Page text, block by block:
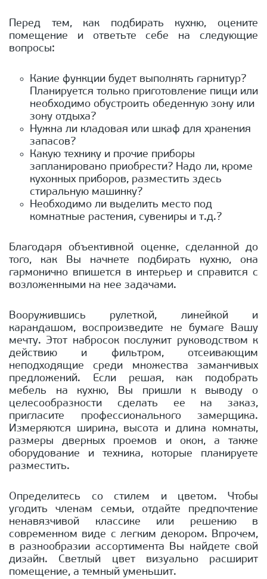
Перед тем, как подбирать кухню, оцените
помещение и ответьте себе на следующие
вопросы:
Какие функции будет выполнять гарнитур?
Планируется только приготовление пищи или
необходимо обустроить обеденную зону или
зону отдыха?
Нужна ли кладовая или шкаф для хранения
запасов?
Какую технику и прочие приборы
запланировано приобрести? Надо ли, кроме
кухонных приборов, разместить здесь
стиральную машинку?
Необходимо ли выделить место под
комнатные растения, сувениры и т.д.?
Благодаря объективной оценке, сделанной до
того, как Вы начнете подбирать кухню, она
гармонично впишется в интерьер и справится с
возложенными на нее задачами.
Вооружившись рулеткой, линейкой и
карандашом, воспроизведите не бумаге Вашу
мечту. Этот набросок послужит руководством к
действию и фильтром, отсеивающим
неподходящие среди множества заманчивых
предложений. Если решая, как подобрать
мебель на кухню, Вы пришли к выводу о
целесообразности сделать ее на заказ,
пригласите профессионального замерщика.
Измеряются ширина, высота и длина комнаты,
размеры дверных проемов и окон, а также
оборудование и техника, которые планируете
разместить.
Определитесь со стилем и цветом. Чтобы
угодить членам семьи, отдайте предпочтение
ненавязчивой классике или решению в
современном виде с легким декором. Впрочем,
в разнообразии ассортимента Вы найдете свой
дизайн. Светлый цвет визуально расширит
помещение, а темный уменьшит.